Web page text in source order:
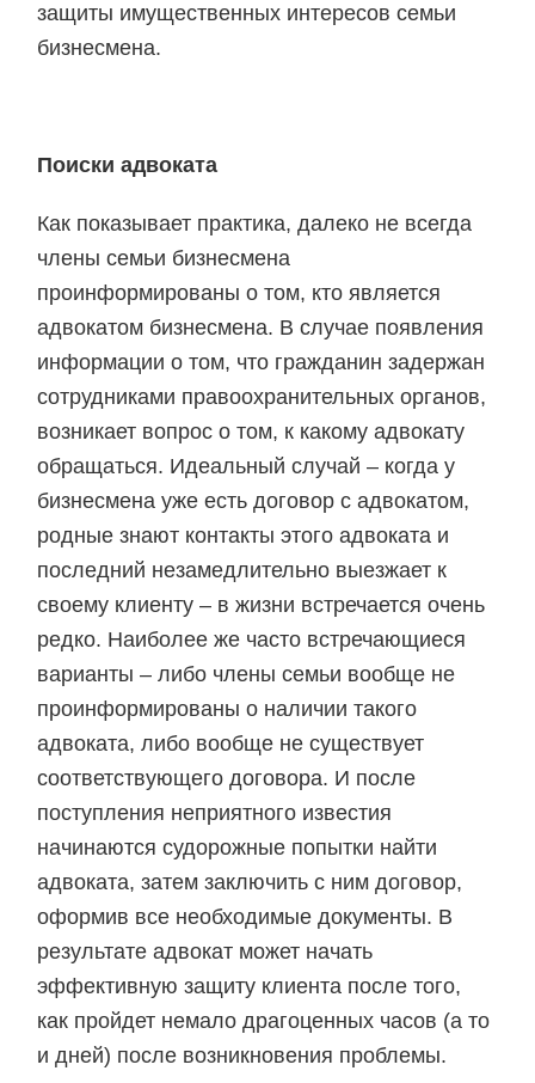
защиты имущественных интересов семьи
бизнесмена.
Поиски адвоката
Как показывает практика, далеко не всегда
члены семьи бизнесмена
проинформированы о том, кто является
адвокатом бизнесмена. В случае появления
информации о том, что гражданин задержан
сотрудниками правоохранительных органов,
возникает вопрос о том, к какому адвокату
обращаться. Идеальный случай – когда у
бизнесмена уже есть договор с адвокатом,
родные знают контакты этого адвоката и
последний незамедлительно выезжает к
своему клиенту – в жизни встречается очень
редко. Наиболее же часто встречающиеся
варианты – либо члены семьи вообще не
проинформированы о наличии такого
адвоката, либо вообще не существует
соответствующего договора. И после
поступления неприятного известия
начинаются судорожные попытки найти
адвоката, затем заключить с ним договор,
оформив все необходимые документы. В
результате адвокат может начать
эффективную защиту клиента после того,
как пройдет немало драгоценных часов (а то
и дней) после возникновения проблемы.